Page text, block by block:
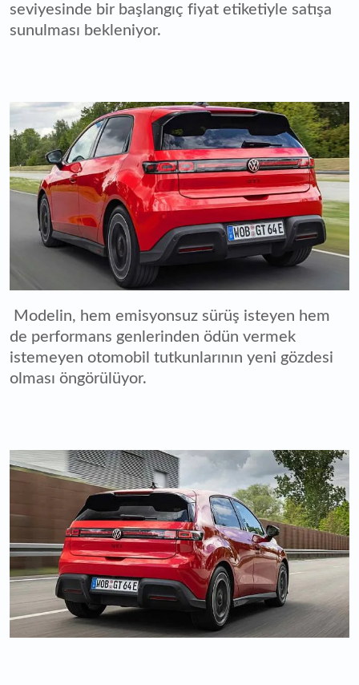
seviyesinde bir başlangıç fiyat etiketiyle satışa
sunulması bekleniyor.
Modelin, hem emisyonsuz sürüş isteyen hem
de performans genlerinden ödün vermek
istemeyen otomobil tutkunlarının yeni gözdesi
olması öngörülüyor.